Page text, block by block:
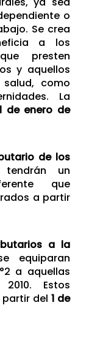
o
Se crea
a los
presten
y aquellos
como
La
de enero de
de los
un
que
a partir
a la
equiparan
a aquellas
Estos
del 1 de